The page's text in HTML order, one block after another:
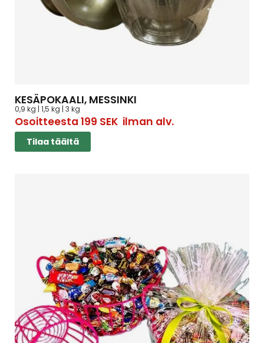
KESÄPOKAALI, MESSINKI
0,9 kg | 1,5 kg | 3 kg
Osoitteesta 199 SEKilman alv.
Tilaa täältä